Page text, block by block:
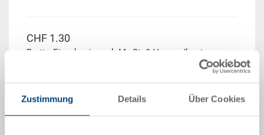
Zustimmung Details Über Cookies
CHF 1.30
Brutto Einzelpreis zzgl. MwSt. & Versandkosten